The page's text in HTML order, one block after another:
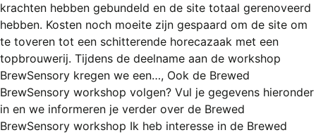
krachten hebben gebundeld en de site totaal gerenoveerd
hebben. Kosten noch moeite zijn gespaard om de site om
te toveren tot een schitterende horecazaak met een
topbrouwerij. Tijdens de deelname aan de workshop
BrewSensory kregen we een…, Ook de Brewed
BrewSensory workshop volgen? Vul je gegevens hieronder
in en we informeren je verder over de Brewed
BrewSensory workshop Ik heb interesse in de Brewed